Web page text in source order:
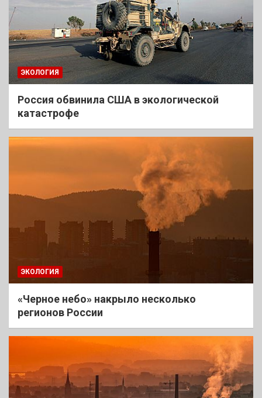
ЭКОЛОГИЯ
Россия обвинила США в экологической
катастрофе
ЭКОЛОГИЯ
«Черное небо» накрыло несколько
регионов России